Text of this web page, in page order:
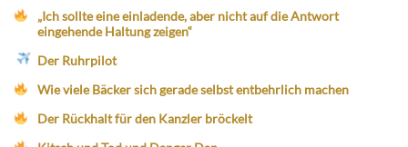
„Ich sollte eine einladende, aber nicht auf die Antwort
eingehende Haltung zeigen“
Der Ruhrpilot
Wie viele Bäcker sich gerade selbst entbehrlich machen
Der Rückhalt für den Kanzler bröckelt